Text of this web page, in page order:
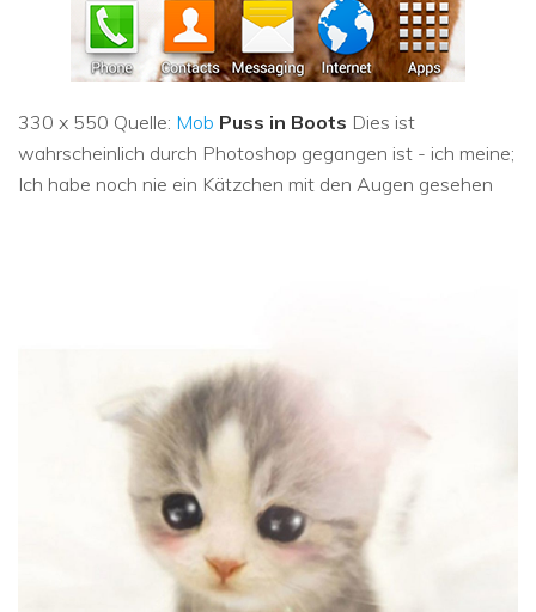
330 x 550 Quelle: Mob Puss in Boots Dies ist
wahrscheinlich durch Photoshop gegangen ist - ich meine;
Ich habe noch nie ein Kätzchen mit den Augen gesehen